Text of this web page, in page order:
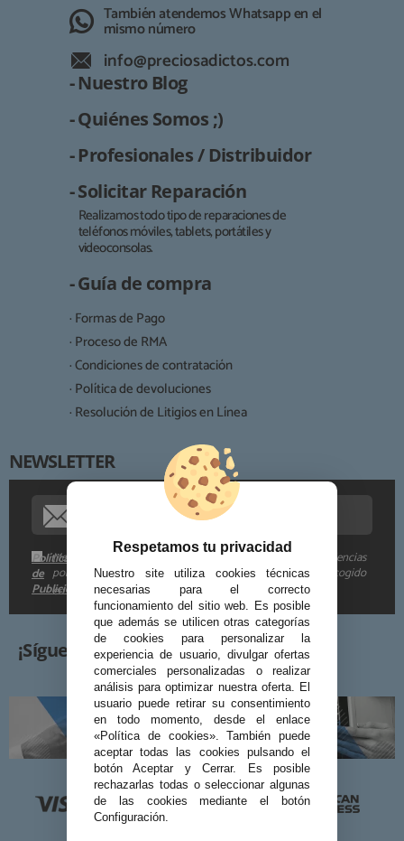
También atendemos Whatsapp en el
mismo número
info@preciosadictos.com
- Nuestro Blog
- Quiénes Somos ;)
- Profesionales / Distribuidor
- Solicitar Reparación
Realizamos todo tipo de reparaciones de
teléfonos móviles, tablets, portátiles y
videoconsolas.
- Guía de compra
· Formas de Pago
· Proceso de RMA
· Condiciones de contratación
· Política de devoluciones
· Resolución de Litigios en Línea
NEWSLETTER
Me gustaría recibir descuentos exclusivos, novedades y tendencias
por e-mail. Puedo darme de baja cuando quiera según lo recogido
en la
Política
de
Publicidad
Responsable:
Finalidad:
Destinatarios:
Derechos:
Procedencia de los datos:
Información adicional:
¡Síguenos!
Respetamos tu privacidad
Nuestro site utiliza cookies técnicas
necesarias para el correcto
funcionamiento del sitio web. Es posible
que además se utilicen otras categorías
de cookies para personalizar la
experiencia de usuario, divulgar ofertas
comerciales personalizadas o realizar
análisis para optimizar nuestra oferta. El
usuario puede retirar su consentimiento
en todo momento, desde el enlace
«Política de cookies». También puede
aceptar todas las cookies pulsando el
botón Aceptar y Cerrar. Es posible
rechazarlas todas o seleccionar algunas
de las cookies mediante el botón
Configuración.